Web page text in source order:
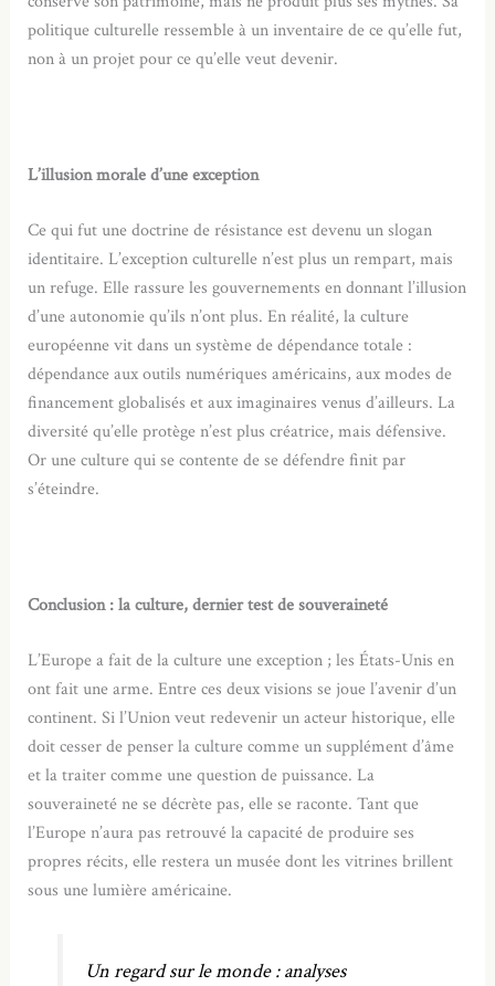
politique culturelle ressemble à un inventaire de ce qu’elle fut,
non à un projet pour ce qu’elle veut devenir.
L’illusion morale d’une exception
Ce qui fut une doctrine de résistance est devenu un slogan
identitaire. L’exception culturelle n’est plus un rempart, mais
un refuge. Elle rassure les gouvernements en donnant l’illusion
d’une autonomie qu’ils n’ont plus. En réalité, la culture
européenne vit dans un système de dépendance totale :
dépendance aux outils numériques américains, aux modes de
financement globalisés et aux imaginaires venus d’ailleurs. La
diversité qu’elle protège n’est plus créatrice, mais défensive.
Or une culture qui se contente de se défendre finit par
s’éteindre.
Conclusion : la culture, dernier test de souveraineté
L’Europe a fait de la culture une exception ; les États-Unis en
ont fait une arme. Entre ces deux visions se joue l’avenir d’un
continent. Si l’Union veut redevenir un acteur historique, elle
doit cesser de penser la culture comme un supplément d’âme
et la traiter comme une question de puissance. La
souveraineté ne se décrète pas, elle se raconte. Tant que
l’Europe n’aura pas retrouvé la capacité de produire ses
propres récits, elle restera un musée dont les vitrines brillent
sous une lumière américaine.
Un regard sur le monde : analyses